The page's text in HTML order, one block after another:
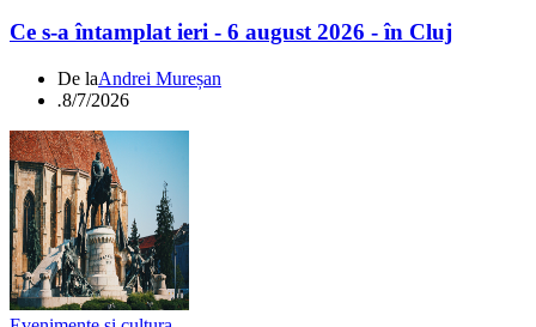
Ce s-a întamplat ieri - 6 august 2026 - în Cluj
De laAndrei Mureșan
.8/7/2026